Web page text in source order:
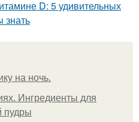
D: 5 удивительных
знать
на ночь.
Ингредиенты для
пудры